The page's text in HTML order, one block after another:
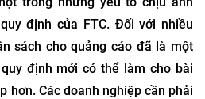
định của FTC. Đối với nhiều
sách cho quảng cáo đã là một
định mới có thể làm cho bài
hơn. Các doanh nghiệp cần phải